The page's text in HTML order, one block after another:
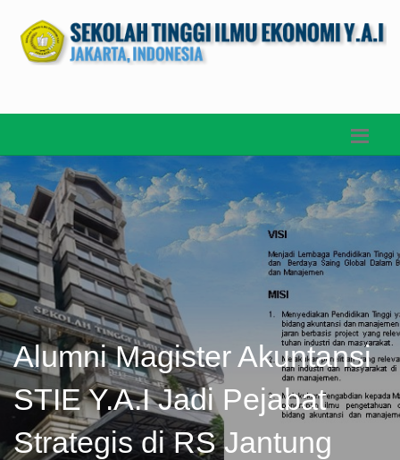
Alumni Magister Akuntansi
STIE Y.A.I Jadi Pejabat
Strategis di RS Jantung